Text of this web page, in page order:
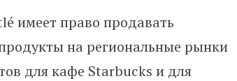
имеет право продавать
на региональные рынки
для кафе Starbucks и для